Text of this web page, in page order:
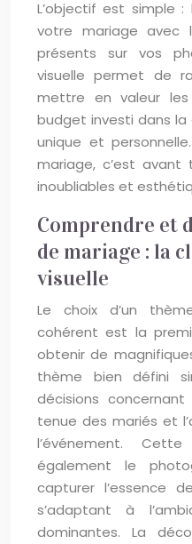
L’objectif est simple
votre mariage avec
présents sur vos
visuelle permet de
mettre en valeur
budget investi dans la
unique et
mariage, c’est avant
inoubliables et
Comprendre et
de mariage : la
visuelle
Le choix d’un
cohérent est la
obtenir de
thème bien défini
décisions
tenue des mariés et
l’événement.
également le
capturer l’essence
s’adaptant à
dominantes. La